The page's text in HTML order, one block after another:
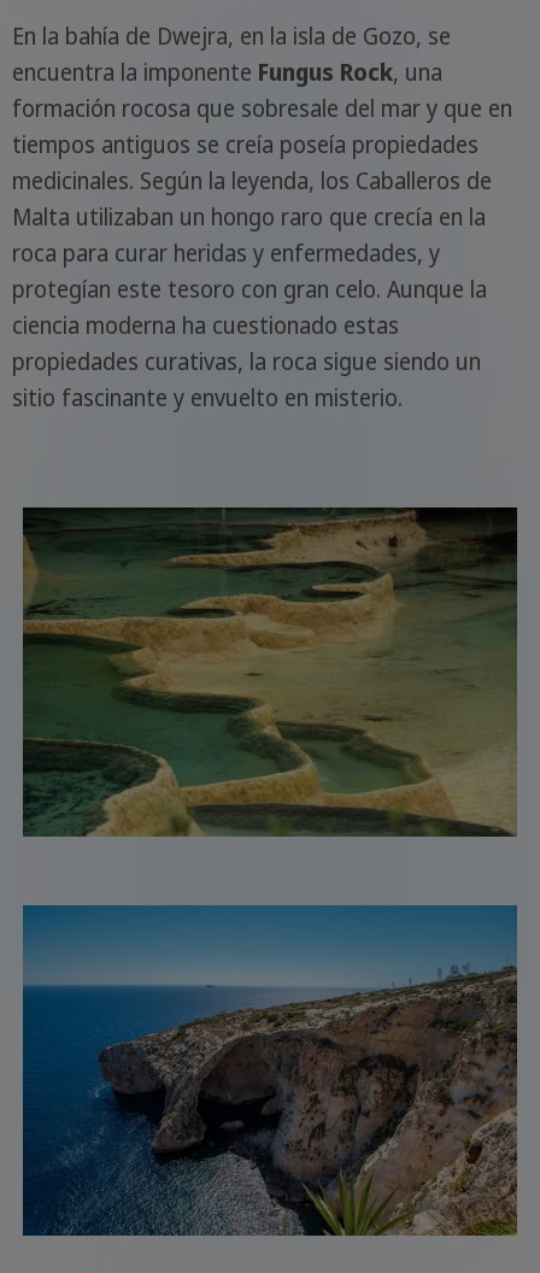
En la bahía de Dwejra, en la isla de Gozo, se
encuentra la imponente Fungus Rock, una
formación rocosa que sobresale del mar y que en
tiempos antiguos se creía poseía propiedades
medicinales. Según la leyenda, los Caballeros de
Malta utilizaban un hongo raro que crecía en la
roca para curar heridas y enfermedades, y
protegían este tesoro con gran celo. Aunque la
ciencia moderna ha cuestionado estas
propiedades curativas, la roca sigue siendo un
sitio fascinante y envuelto en misterio.